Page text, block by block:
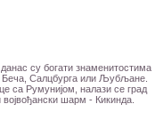
данас су богати знаменитостима
Беча, Салцбурга или Љубљане.
са Румунијом, налази се град
војвођански шарм - Кикинда.